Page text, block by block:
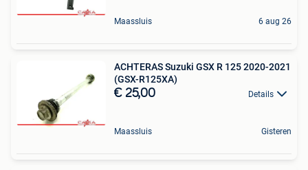
Maassluis 6 aug 26
ACHTERAS Suzuki GSX R 125 2020-2021
(GSX-R125XA)
€ 25,00 Details
Maassluis Gisteren